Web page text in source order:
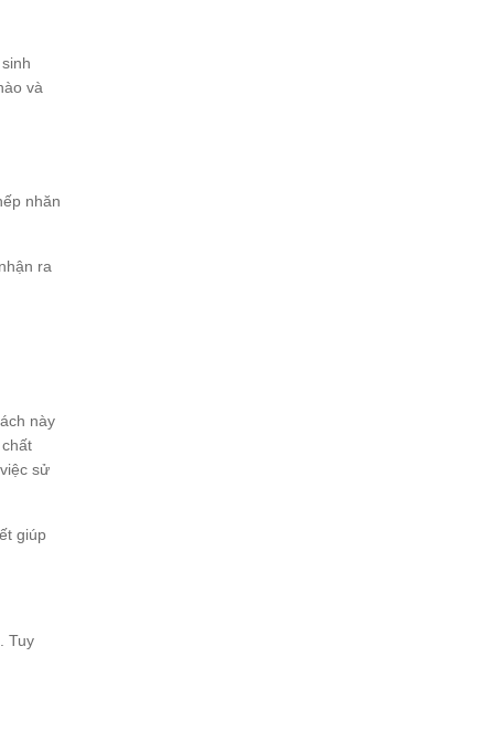
và
nhăn
ra
này
sử
giúp
Tuy